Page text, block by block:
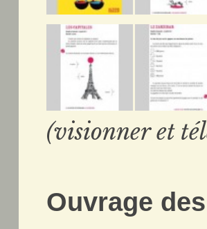
(visionner et
Ouvrage